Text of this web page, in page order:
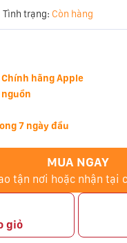
Tình trạng: Còn hàng
hãng Apple
nguồn
7 ngày đầu
MUA NGAY
tận nơi hoặc nhận tại
giỏ